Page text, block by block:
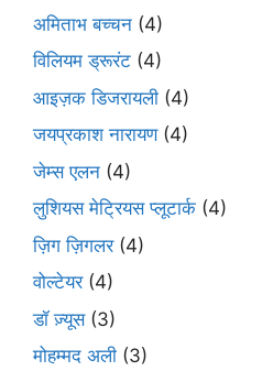
अमिताभ बच्चन (4)
विलियम ड्रूरंट (4)
आइज़क डिजरायली (4)
जयप्रकाश नारायण(4)
जेम्स एलन (4)
लुशियस मेट्रियस प्लूटार्क (4)
ज़िग ज़िगलर(4)
वोल्टेयर(4)
डॉ ज़्यूस(3)
मोहम्मद अली (3)